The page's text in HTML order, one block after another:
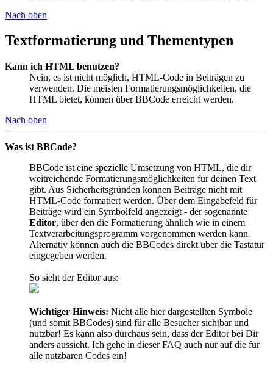
Nach oben
Textformatierung und Thementypen
Kann ich HTML benutzen?
Nein, es ist nicht möglich, HTML-Code in Beiträgen zu
verwenden. Die meisten Formatierungsmöglichkeiten, die
HTML bietet, können über BBCode erreicht werden.
Nach oben
Was ist BBCode?
BBCode ist eine spezielle Umsetzung von HTML, die dir
weitreichende Formatierungsmöglichkeiten für deinen Text
gibt. Aus Sicherheitsgründen können Beiträge nicht mit
HTML-Code formatiert werden. Über dem Eingabefeld für
Beiträge wird ein Symbolfeld angezeigt - der sogenannte
Editor, über den die Formatierung ähnlich wie in einem
Textverarbeitungsprogramm vorgenommen werden kann.
Alternativ können auch die BBCodes direkt über die Tastatur
eingegeben werden.
So sieht der Editor aus:
Wichtiger Hinweis: Nicht alle hier dargestellten Symbole
(und somit BBCodes) sind für alle Besucher sichtbar und
nutzbar! Es kann also durchaus sein, dass der Editor bei Dir
anders aussieht. Ich gehe in dieser FAQ auch nur auf die für
alle nutzbaren Codes ein!